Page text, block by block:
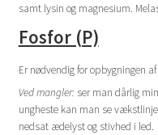
samt lysin og magnesium.
Fosfor (P)
Er nødvendig for opbygningen
Ved mangler:ser man dårlig
ungheste kan man se
nedsat ædelyst og stivhed i led.